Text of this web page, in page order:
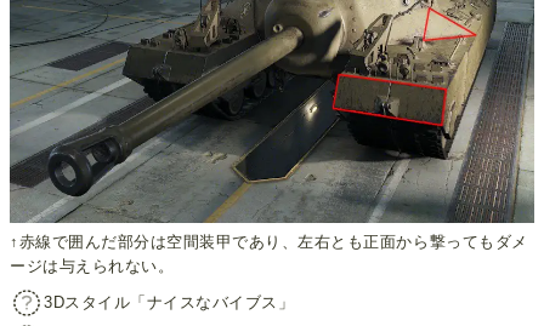
↑赤線で囲んだ部分は空間装甲であり、左右とも正面から撃ってもダメ
ージは与えられない。
3Dスタイル「ナイスなバイブス」